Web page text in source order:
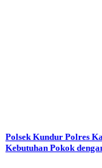
Polsek Kundur Polres
Kebutuhan Pokok